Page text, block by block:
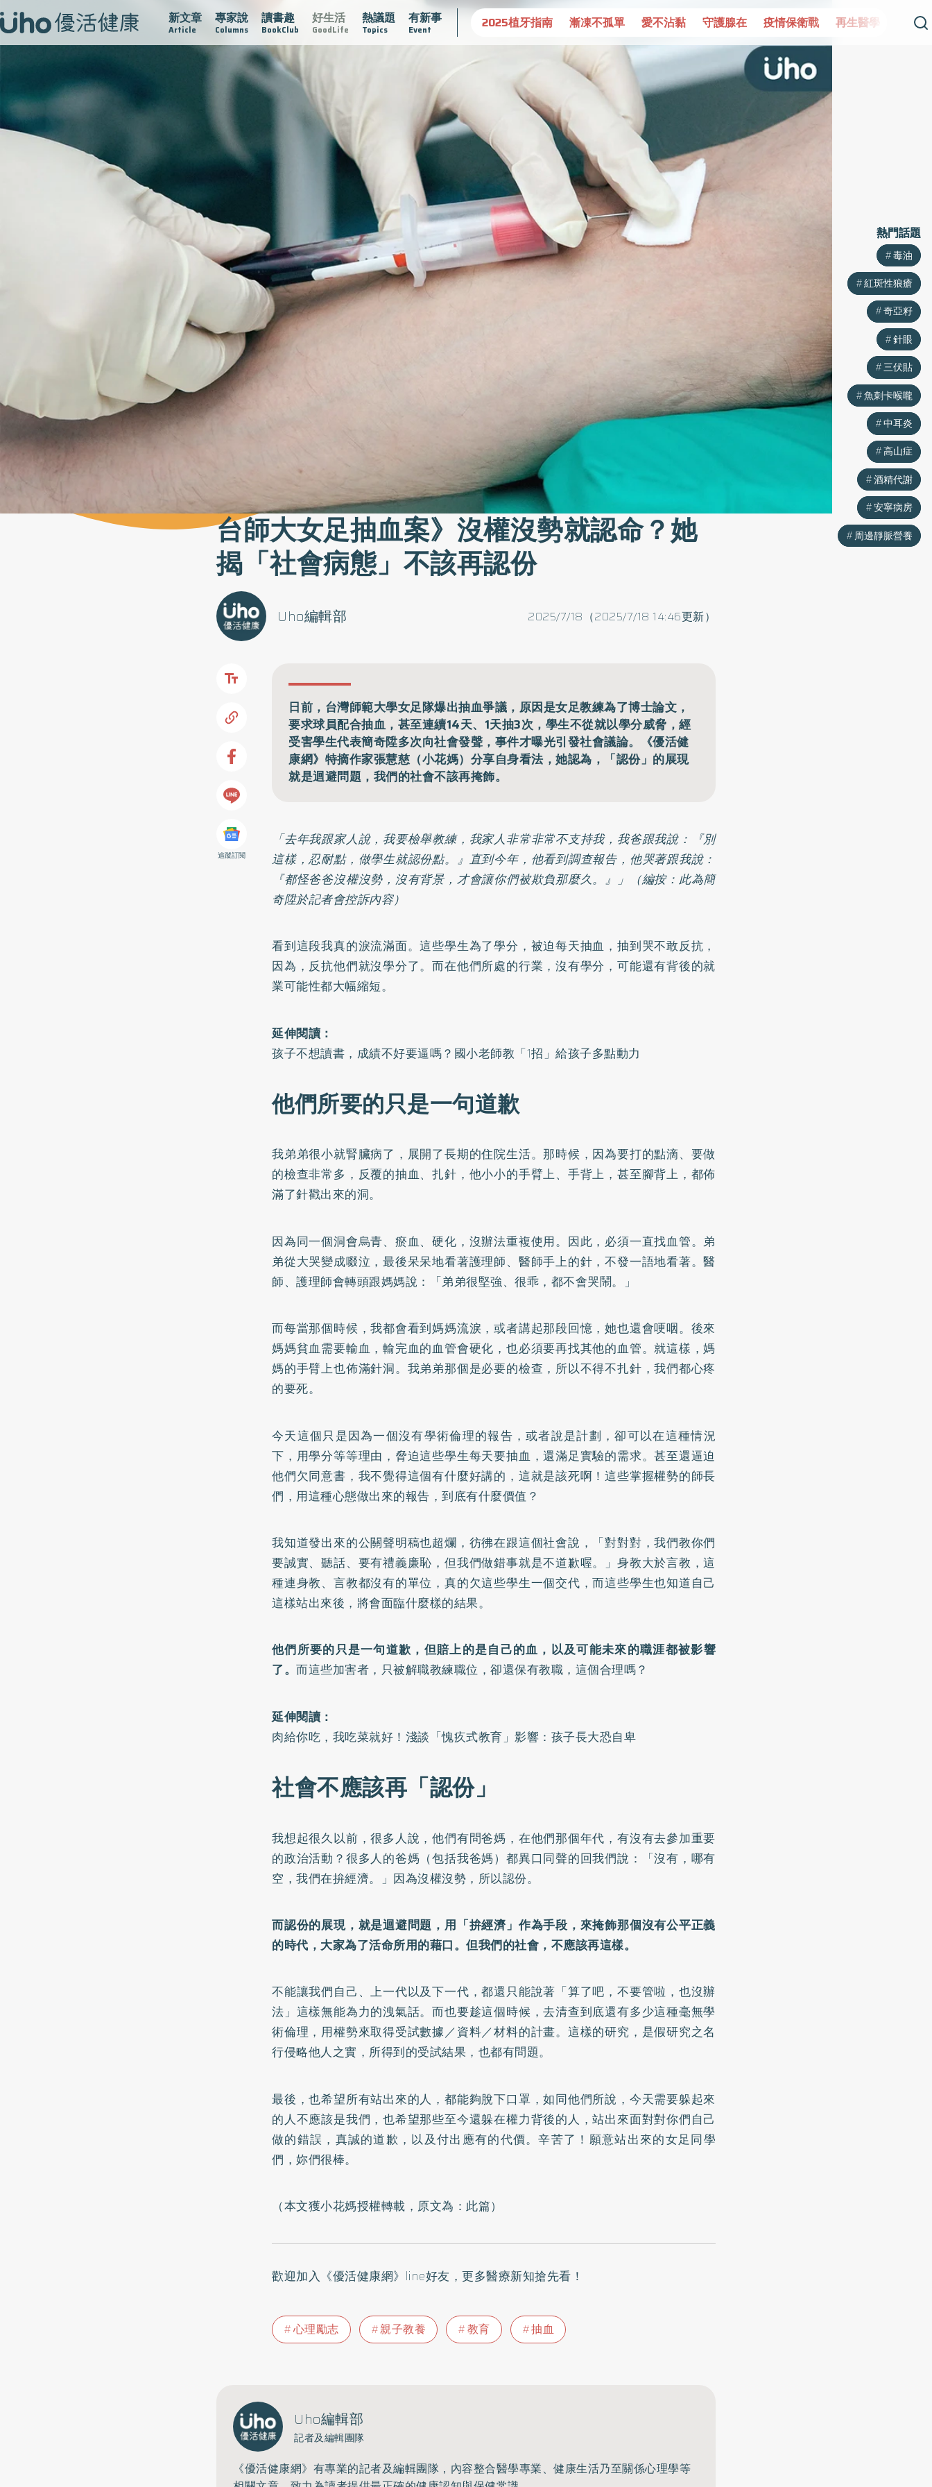
新文章
Article
專家說
Columns
讀書趣
BookClub
好生活
GoodLife
熱議題
Topics
有新事
Event
疫情保衛戰 再生醫學 愛的未來視 認識攝護腺肥大 守護骨骼健康 達文西手術專欄 2025植牙指南 漸凍不孤單 愛不沾黏 守護腺在 疫情保衛戰 再生醫學 愛的
台師大女足抽血案》沒權沒勢就認命？她
揭「社會病態」不該再認份
2025/7/18（2025/7/18 14:46更新）
Uho編輯部
追蹤訂閱
日前，台灣師範大學女足隊爆出抽血爭議，原因是女足教練為了博士論文，
要求球員配合抽血，甚至連續14天、1天抽3次，學生不從就以學分威脅，經
受害學生代表簡奇陞多次向社會發聲，事件才曝光引發社會議論。《優活健
康網》特摘作家張慧慈（小花媽）分享自身看法，她認為，「認份」的展現
就是迴避問題，我們的社會不該再掩飾。
「去年我跟家人說，我要檢舉教練，我家人非常非常不支持我，我爸跟我說：『別
這樣，忍耐點，做學生就認份點。』直到今年，他看到調查報告，他哭著跟我說：
『都怪爸爸沒權沒勢，沒有背景，才會讓你們被欺負那麼久。』」（編按：此為簡
奇陞於記者會控訴內容）
看到這段我真的淚流滿面。這些學生為了學分，被迫每天抽血，抽到哭不敢反抗，
因為，反抗他們就沒學分了。而在他們所處的行業，沒有學分，可能還有背後的就
業可能性都大幅縮短。
延伸閱讀：
孩子不想讀書，成績不好要逼嗎？國小老師教「1招」給孩子多點動力
他們所要的只是一句道歉
我弟弟很小就腎臟病了，展開了長期的住院生活。那時候，因為要打的點滴、要做
的檢查非常多，反覆的抽血、扎針，他小小的手臂上、手背上，甚至腳背上，都佈
滿了針戳出來的洞。
因為同一個洞會烏青、瘀血、硬化，沒辦法重複使用。因此，必須一直找血管。弟
弟從大哭變成啜泣，最後呆呆地看著護理師、醫師手上的針，不發一語地看著。醫
師、護理師會轉頭跟媽媽說：「弟弟很堅強、很乖，都不會哭鬧。」
而每當那個時候，我都會看到媽媽流淚，或者講起那段回憶，她也還會哽咽。後來
媽媽貧血需要輸血，輸完血的血管會硬化，也必須要再找其他的血管。就這樣，媽
媽的手臂上也佈滿針洞。我弟弟那個是必要的檢查，所以不得不扎針，我們都心疼
的要死。
今天這個只是因為一個沒有學術倫理的報告，或者說是計劃，卻可以在這種情況
下，用學分等等理由，脅迫這些學生每天要抽血，還滿足實驗的需求。甚至還逼迫
他們欠同意書，我不覺得這個有什麼好講的，這就是該死啊！這些掌握權勢的師長
們，用這種心態做出來的報告，到底有什麼價值？
我知道發出來的公關聲明稿也超爛，彷彿在跟這個社會說，「對對對，我們教你們
要誠實、聽話、要有禮義廉恥，但我們做錯事就是不道歉喔。」身教大於言教，這
種連身教、言教都沒有的單位，真的欠這些學生一個交代，而這些學生也知道自己
這樣站出來後，將會面臨什麼樣的結果。
他們所要的只是一句道歉，但賠上的是自己的血，以及可能未來的職涯都被影響
了。 而這些加害者，只被解職教練職位，卻還保有教職，這個合理嗎？
延伸閱讀：
肉給你吃，我吃菜就好！淺談「愧疚式教育」影響：孩子長大恐自卑
社會不應該再「認份」
我想起很久以前，很多人說，他們有問爸媽，在他們那個年代，有沒有去參加重要
的政治活動？很多人的爸媽（包括我爸媽）都異口同聲的回我們說：「沒有，哪有
空，我們在拚經濟。」因為沒權沒勢，所以認份。
而認份的展現，就是迴避問題，用「拚經濟」作為手段，來掩飾那個沒有公平正義
的時代，大家為了活命所用的藉口。但我們的社會，不應該再這樣。
不能讓我們自己、上一代以及下一代，都還只能說著「算了吧，不要管啦，也沒辦
法」這樣無能為力的洩氣話。而也要趁這個時候，去清查到底還有多少這種毫無學
術倫理，用權勢來取得受試數據／資料／材料的計畫。這樣的研究，是假研究之名
行侵略他人之實，所得到的受試結果，也都有問題。
最後，也希望所有站出來的人，都能夠脫下口罩，如同他們所說，今天需要躲起來
的人不應該是我們，也希望那些至今還躲在權力背後的人，站出來面對對你們自己
做的錯誤，真誠的道歉，以及付出應有的代價。辛苦了！願意站出來的女足同學
們，妳們很棒。
（本文獲小花媽授權轉載，原文為： 此篇）
歡迎加入 《優活健康網》line好友 ，更多醫療新知搶先看！
心理勵志 親子教養 教育 抽血
Uho編輯部
記者及編輯團隊
《優活健康網》有專業的記者及編輯團隊，內容整合醫學專業、健康生活乃至關係心理學等
熱門話題
毒油
紅斑性狼瘡
奇亞籽
針眼
三伏貼
魚刺卡喉嚨
中耳炎
高山症
酒精代謝
安寧病房
周邊靜脈營養
熱門話題
毒油
紅斑性狼瘡
奇亞籽
針眼
三伏貼
魚刺卡喉嚨
中耳炎
高山症
酒精代謝
安寧病房
周邊靜脈營養